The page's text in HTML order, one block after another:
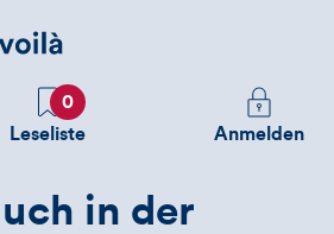
Favoriten
0
Leseliste
Melden
Sie
Anmelden
in der